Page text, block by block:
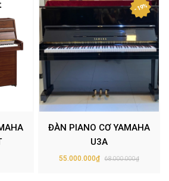
- 19%
ĐÀN PIANO CƠ YAMAHA
U3A
55.000.000₫ 68.000.000₫